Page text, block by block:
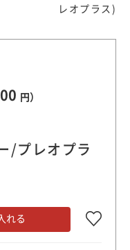
レオプラス)
円）
/プレオプラ
れる